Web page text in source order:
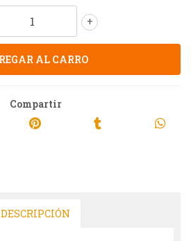
+
Compartir
DESCRIPCIÓN